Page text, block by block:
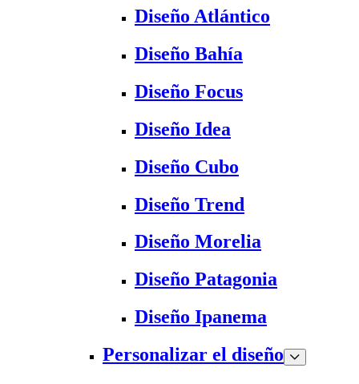
Diseño Atlántico
Diseño Bahía
Diseño Focus
Diseño Idea
Diseño Cubo
Diseño Trend
Diseño Morelia
Diseño Patagonia
Diseño Ipanema
Personalizar el diseño